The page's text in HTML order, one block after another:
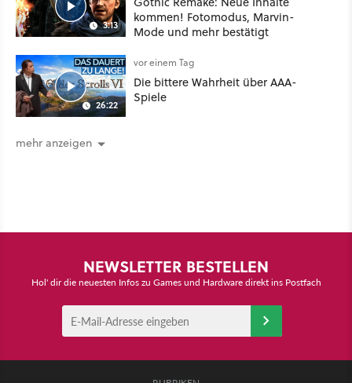
3:13
kommen! Fotomodus, Marvin-
Mode und mehr bestätigt
26:22
vor einem Tag
Die bittere Wahrheit über AAA-
Spiele
mehr anzeigen
NEWSLETTER BESTELLEN
Hol' dir die neuesten Infos zu Games und Hardware direkt ins Postfach